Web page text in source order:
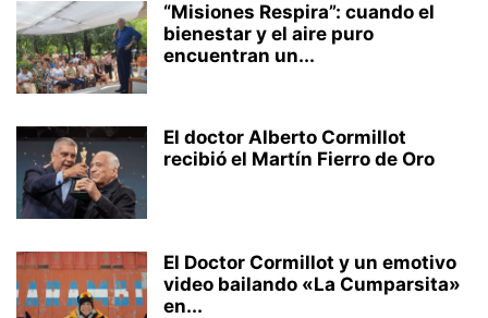
“Misiones Respira”: cuando el
bienestar y el aire puro
encuentran un...
El doctor Alberto Cormillot
recibió el Martín Fierro de Oro
El Doctor Cormillot y un emotivo
video bailando «La Cumparsita»
en...